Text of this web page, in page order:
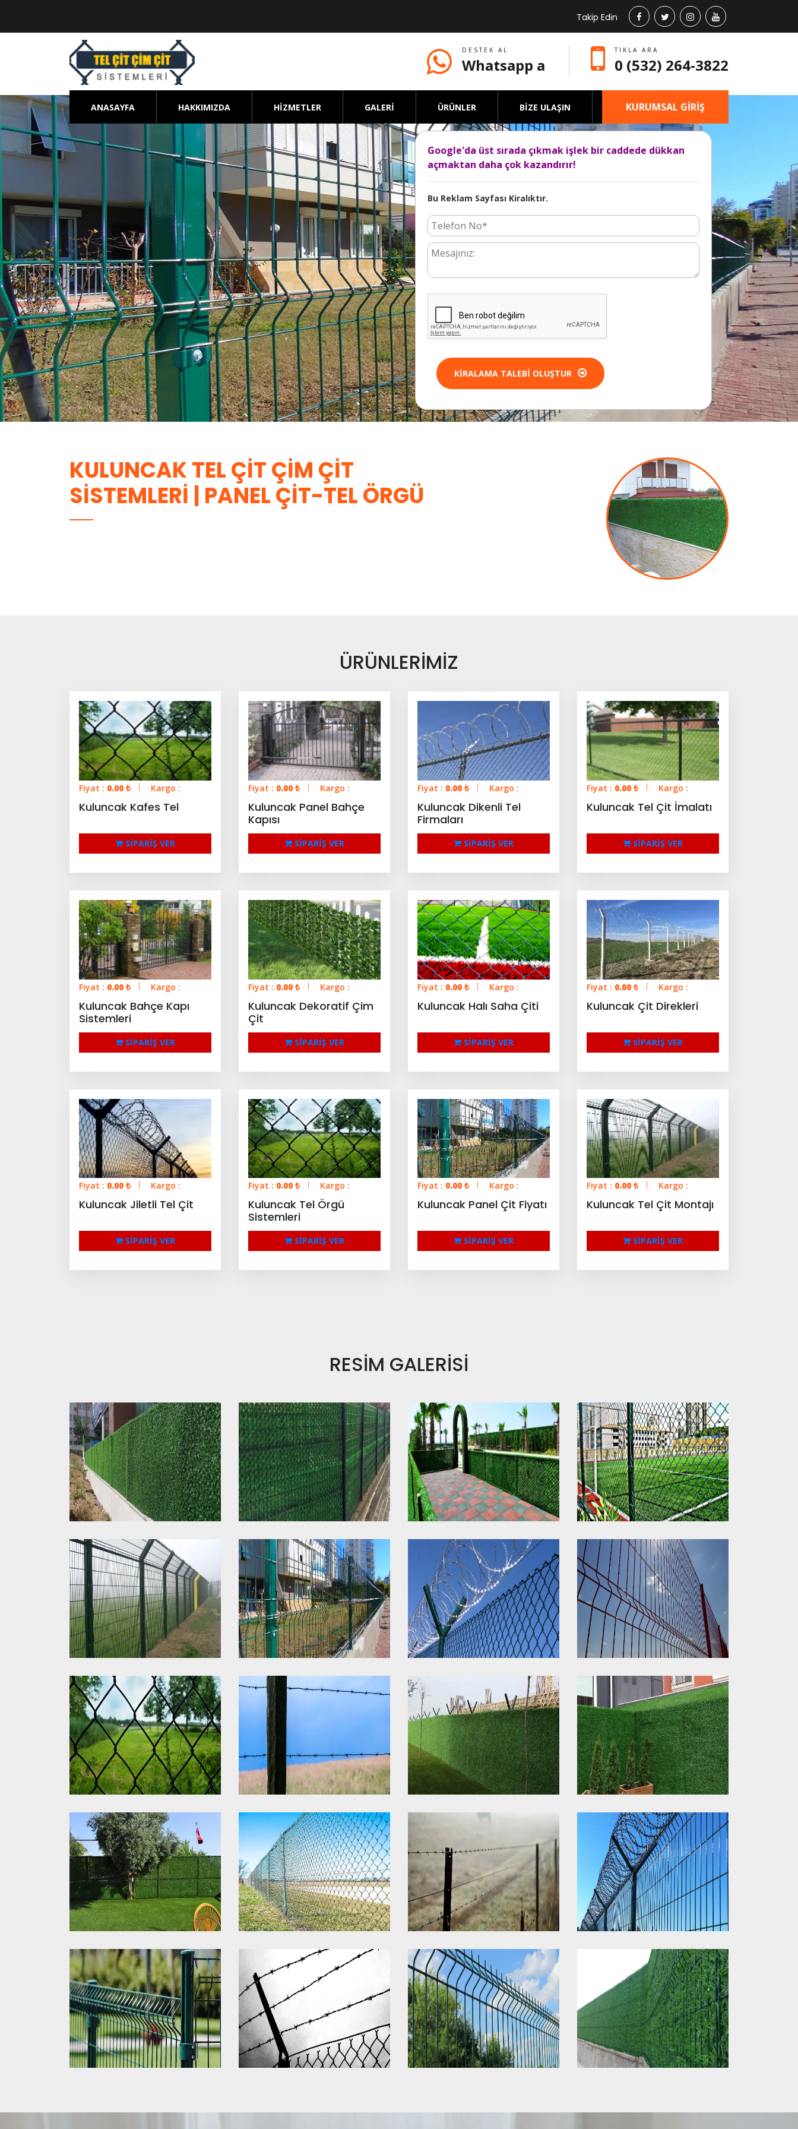
Takip Edin
DESTEK AL
Whatsapp a
TIKLA ARA
0 (532) 264-3822
ANASAYFA HAKKIMIZDA HİZMETLER GALERİ ÜRÜNLER BİZE ULAŞIN KURUMSAL GİRİŞ
Google'da üst sırada çıkmak işlek bir caddede dükkan
açmaktan daha çok kazandırır!
Bu Reklam Sayfası Kiralıktır.
KIRALAMA TALEBI OLUŞTUR
KULUNCAK TEL ÇIT ÇIM ÇIT
SISTEMLERI | PANEL ÇIT-TEL ÖRGÜ
ÜRÜNLERİMİZ
Fiyat : 0.00 ₺ Kargo :
Kuluncak Kafes Tel
SİPARİŞ VER
Fiyat : 0.00 ₺ Kargo :
Kuluncak Panel Bahçe
Kapısı
SİPARİŞ VER
Fiyat : 0.00 ₺ Kargo :
Kuluncak Dikenli Tel
Firmaları
SİPARİŞ VER
Fiyat : 0.00 ₺ Kargo :
Kuluncak Tel Çit İmalatı
SİPARİŞ VER
Fiyat : 0.00 ₺ Kargo :
Kuluncak Bahçe Kapı
Sistemleri
SİPARİŞ VER
Fiyat : 0.00 ₺ Kargo :
Kuluncak Dekoratif Çim
Çit
SİPARİŞ VER
Fiyat : 0.00 ₺ Kargo :
Kuluncak Halı Saha Çiti
SİPARİŞ VER
Fiyat : 0.00 ₺ Kargo :
Kuluncak Çit Direkleri
SİPARİŞ VER
Fiyat : 0.00 ₺ Kargo :
Kuluncak Jiletli Tel Çit
SİPARİŞ VER
Fiyat : 0.00 ₺ Kargo :
Kuluncak Tel Örgü
Sistemleri
SİPARİŞ VER
Fiyat : 0.00 ₺ Kargo :
Kuluncak Panel Çit Fiyatı
SİPARİŞ VER
Fiyat : 0.00 ₺ Kargo :
Kuluncak Tel Çit Montajı
SİPARİŞ VER
RESİM GALERİSİ